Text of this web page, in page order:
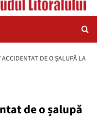
DE O ȘALUPĂ LA
de o șalupă